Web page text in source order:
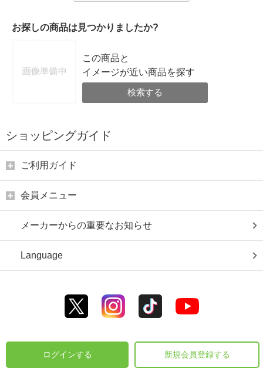
お探しの商品は見つかりましたか?
この商品と
イメージが近い商品を探す
検索する
ショッピングガイド
ご利用ガイド
会員メニュー
メーカーからの重要なお知らせ
Language
ログインする 新規会員登録する